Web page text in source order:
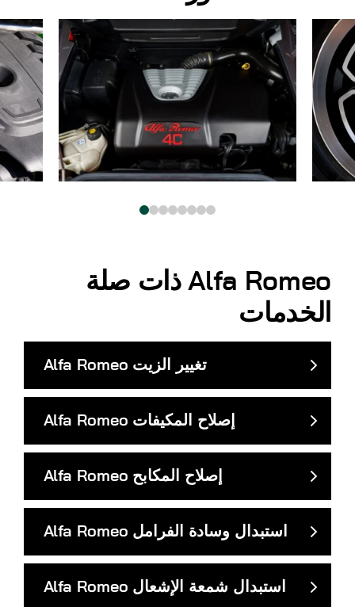
ذات صلةAlfa Romeo
الخدمات
Alfa Romeo تغيير الزيت
Alfa Romeo إصلاح المكيفات
Alfa Romeo إصلاح المكابح
Alfa Romeo استبدال وسادة الفرامل
Alfa Romeo استبدال شمعة الإشعال